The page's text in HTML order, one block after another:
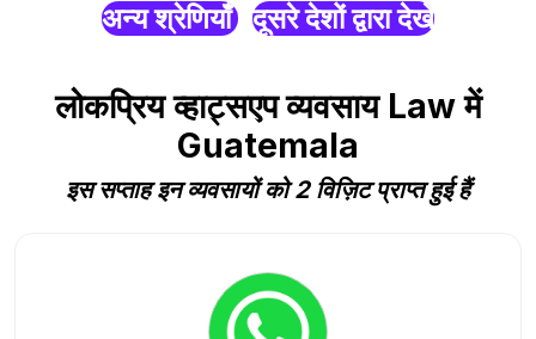
अन्य श्रेणियाँ दूसरे देशों द्वारा देखें
लोकप्रिय व्हाट्सएप व्यवसाय Law में
Guatemala
इस सप्ताह इन व्यवसायों को 2 विज़िट प्राप्त हुई हैं